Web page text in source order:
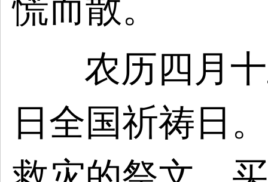
慌而散。
农历四月
日全国祈祷日